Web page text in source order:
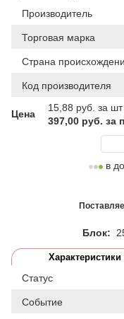
Производитель
Торговая марка
Страна
Код производителя
Цена
15,88 руб. за шт
397,00 руб. за
в
Блок:
Характеристики
Статус
Событие